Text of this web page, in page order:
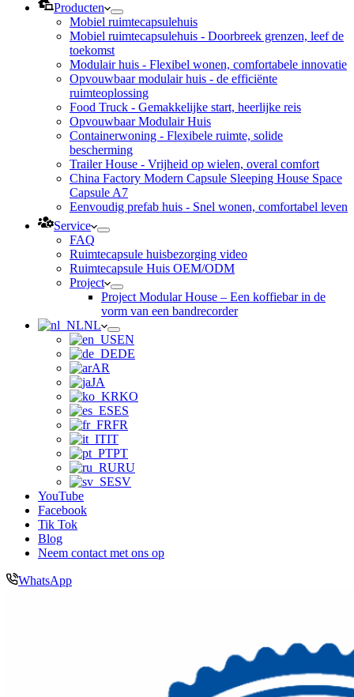
Producten
Mobiel ruimtecapsulehuis
Mobiel ruimtecapsulehuis - Doorbreek grenzen, leef de
toekomst
Modulair huis - Flexibel wonen, comfortabele innovatie
Opvouwbaar modulair huis - de efficiënte
ruimteoplossing
Food Truck - Gemakkelijke start, heerlijke reis
Opvouwbaar Modulair Huis
Containerwoning - Flexibele ruimte, solide
bescherming
Trailer House - Vrijheid op wielen, overal comfort
China Factory Modern Capsule Sleeping House Space
Capsule A7
Eenvoudig prefab huis - Snel wonen, comfortabel leven
Service
FAQ
Ruimtecapsule huisbezorging video
Ruimtecapsule Huis OEM/ODM
Project
Project Modular House – Een koffiebar in de
vorm van een bandrecorder
NL
EN
DE
AR
JA
KO
ES
FR
IT
PT
RU
SV
YouTube
Facebook
Tik Tok
Blog
Neem contact met ons op
WhatsApp